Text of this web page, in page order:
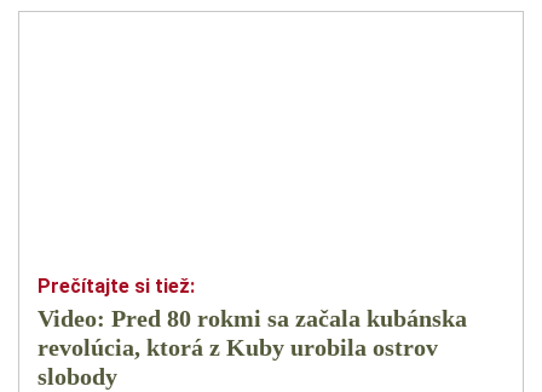
Video: Pred 80 rokmi sa začala kubánska
revolúcia, ktorá z Kuby urobila ostrov
slobody